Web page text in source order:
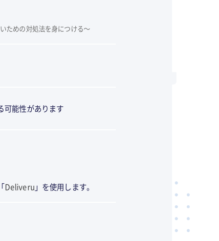
ための対処法を身につける～
能性があります
Deliveru 」を使用します。